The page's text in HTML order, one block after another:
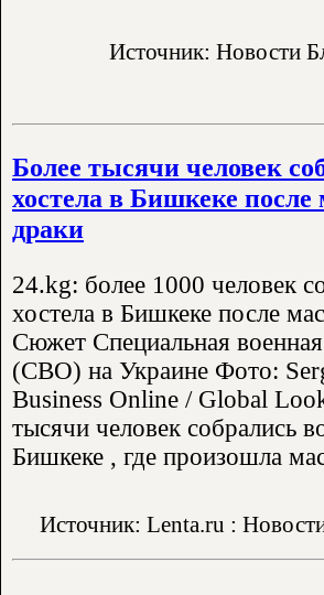
Источник: Новости
Более тысячи человек
хостела в Бишкеке после
драки
24.kg: более 1000 человек
хостела в Бишкеке после
Сюжет Специальная
(СВО) на Украине Фото:
Business Online / Global
тысячи человек собрались
Бишкеке , где произошла
Источник: Lenta.ru :